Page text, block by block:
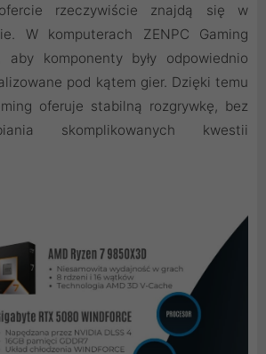
rzeczywiście znajdą się w
W komputerach ZENPC Gaming
komponenty były odpowiednio
pod kątem gier. Dzięki temu
oferuje stabilną rozgrywkę, bez
skomplikowanych kwestii